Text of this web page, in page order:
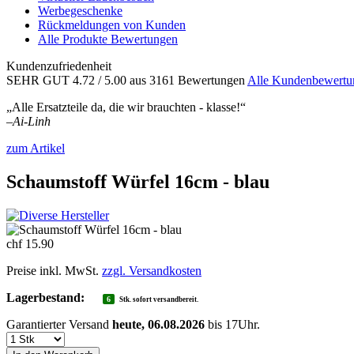
Werbegeschenke
Rückmeldungen von Kunden
Alle Produkte Bewertungen
Kundenzufriedenheit
SEHR GUT 4.72 / 5.00 aus 3161 Bewertungen Alle
„Alle Ersatzteile da, die wir brauchten - klasse!“
–Ai-Linh
zum Artikel
Schaumstoff Würfel 16cm - blau
chf 15.90
Preise inkl. MwSt. zzgl. Versandkosten
Lagerbestand:
6 Stk. sofort versandbereit.
Garantierter Versand heute, 06.08.2026 bis 17Uhr.